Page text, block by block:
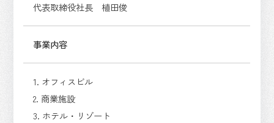
代表取締役社長 植田俊
事業内容
1. オフィスビル
2. 商業施設
3. ホテル・リゾート